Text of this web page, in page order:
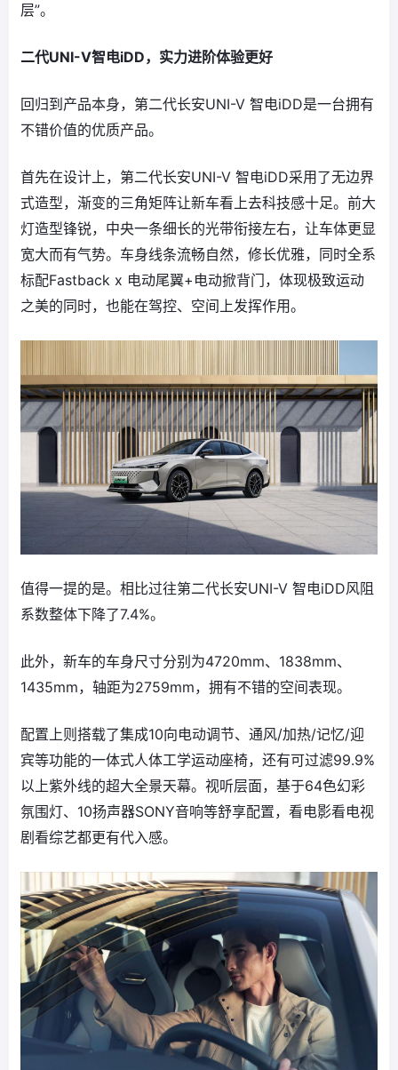
层”。
二代UNI-V智电iDD，实力进阶体验更好
回归到产品本身，第二代长安UNI-V 智电iDD是一台拥有
不错价值的优质产品。
首先在设计上，第二代长安UNI-V 智电iDD采用了无边界
式造型，渐变的三角矩阵让新车看上去科技感十足。前大
灯造型锋锐，中央一条细长的光带衔接左右，让车体更显
宽大而有气势。车身线条流畅自然，修长优雅，同时全系
标配Fastback x 电动尾翼+电动掀背门，体现极致运动
之美的同时，也能在驾控、空间上发挥作用。
值得一提的是。相比过往第二代长安UNI-V 智电iDD风阻
系数整体下降了7.4%。
此外，新车的车身尺寸分别为4720mm、1838mm、
1435mm，轴距为2759mm，拥有不错的空间表现。
配置上则搭载了集成10向电动调节、通风/加热/记忆/迎
宾等功能的一体式人体工学运动座椅，还有可过滤99.9%
以上紫外线的超大全景天幕。视听层面，基于64色幻彩
氛围灯、10扬声器SONY音响等舒享配置，看电影看电视
剧看综艺都更有代入感。